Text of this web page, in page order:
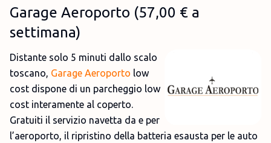
Garage Aeroporto (57,00 € a
settimana)
Distante solo 5 minuti dallo scalo
toscano, Garage Aeroporto low
cost dispone di un parcheggio low
cost interamente al coperto.
Gratuiti il servizio navetta da e per
l’aeroporto, il ripristino della batteria esausta per le auto